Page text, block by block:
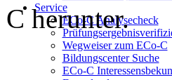
Service
ECo-C Analysecheck
Wegweiser zum ECo-C
Bildungscenter Suche
ECo-C
C herunter.